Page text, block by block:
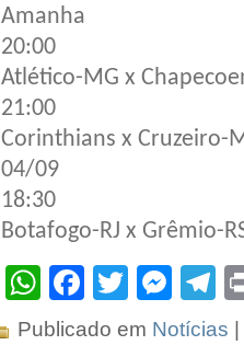
Amanha
20:00
Atlético-MG x
21:00
Corinthians x Cruzeiro-
04/09
18:30
Botafogo-RJ x Grêmio-
WhatsApp
Facebook
Twitter
Publicado em Notícias |